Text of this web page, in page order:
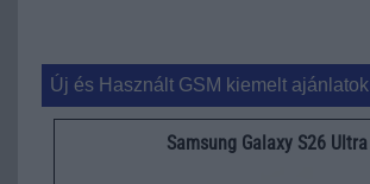
Új és Használt GSM kiemelt ajánlatok
Samsung Galaxy S26 Ultra